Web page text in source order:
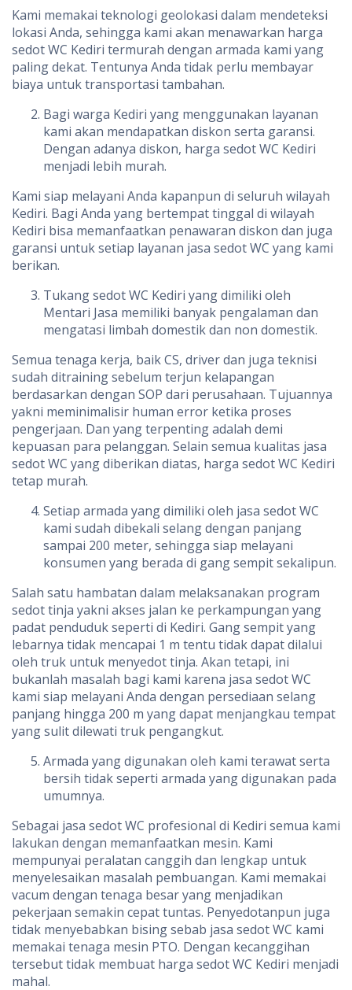
Kami memakai teknologi geolokasi dalam mendeteksi
lokasi Anda, sehingga kami akan menawarkan harga
sedot WC Kediri termurah dengan armada kami yang
paling dekat. Tentunya Anda tidak perlu membayar
biaya untuk transportasi tambahan.
Bagi warga Kediri yang menggunakan layanan
kami akan mendapatkan diskon serta garansi.
Dengan adanya diskon, harga sedot WC Kediri
menjadi lebih murah.
Kami siap melayani Anda kapanpun di seluruh wilayah
Kediri. Bagi Anda yang bertempat tinggal di wilayah
Kediri bisa memanfaatkan penawaran diskon dan juga
garansi untuk setiap layanan jasa sedot WC yang kami
berikan.
Tukang sedot WC Kediri yang dimiliki oleh
Mentari Jasa memiliki banyak pengalaman dan
mengatasi limbah domestik dan non domestik.
Semua tenaga kerja, baik CS, driver dan juga teknisi
sudah ditraining sebelum terjun kelapangan
berdasarkan dengan SOP dari perusahaan. Tujuannya
yakni meminimalisir human error ketika proses
pengerjaan. Dan yang terpenting adalah demi
kepuasan para pelanggan. Selain semua kualitas jasa
sedot WC yang diberikan diatas, harga sedot WC Kediri
tetap murah.
Setiap armada yang dimiliki oleh jasa sedot WC
kami sudah dibekali selang dengan panjang
sampai 200 meter, sehingga siap melayani
konsumen yang berada di gang sempit sekalipun.
Salah satu hambatan dalam melaksanakan program
sedot tinja yakni akses jalan ke perkampungan yang
padat penduduk seperti di Kediri. Gang sempit yang
lebarnya tidak mencapai 1 m tentu tidak dapat dilalui
oleh truk untuk menyedot tinja. Akan tetapi, ini
bukanlah masalah bagi kami karena jasa sedot WC
kami siap melayani Anda dengan persediaan selang
panjang hingga 200 m yang dapat menjangkau tempat
yang sulit dilewati truk pengangkut.
Armada yang digunakan oleh kami terawat serta
bersih tidak seperti armada yang digunakan pada
umumnya.
Sebagai jasa sedot WC profesional di Kediri semua kami
lakukan dengan memanfaatkan mesin. Kami
mempunyai peralatan canggih dan lengkap untuk
menyelesaikan masalah pembuangan. Kami memakai
vacum dengan tenaga besar yang menjadikan
pekerjaan semakin cepat tuntas. Penyedotanpun juga
tidak menyebabkan bising sebab jasa sedot WC kami
memakai tenaga mesin PTO. Dengan kecanggihan
tersebut tidak membuat harga sedot WC Kediri menjadi
mahal.